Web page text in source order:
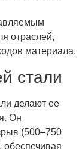
отраслей,
материала.
стали
делают ее
Он
(500–750